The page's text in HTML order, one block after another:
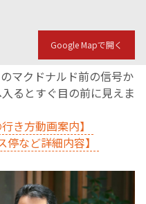
Google Mapで開く
マクドナルド前の信号か
るとすぐ目の前に見えま
き方動画案内】
停など詳細内容】